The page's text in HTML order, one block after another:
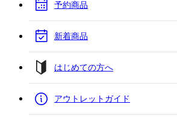
予約商品
新着商品
はじめての方へ
アウトレットガイド